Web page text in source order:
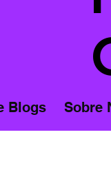
Blogs Sobre